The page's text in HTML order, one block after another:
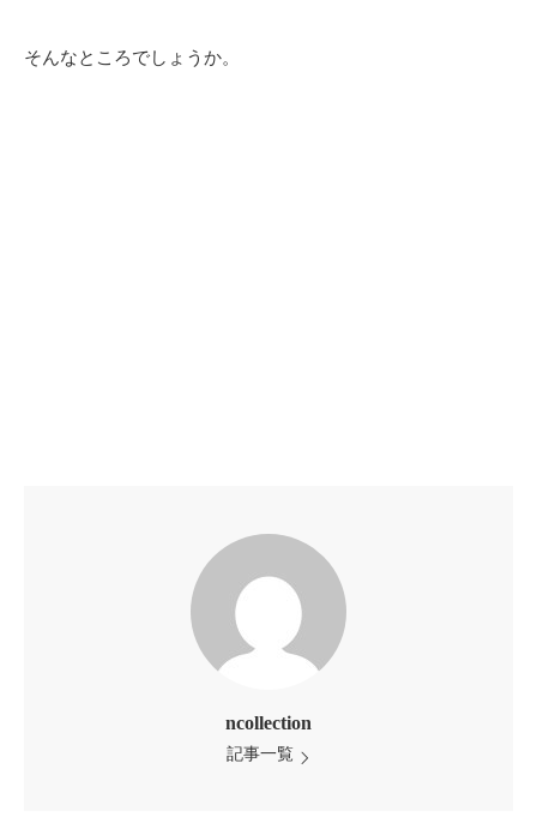
そんなところでしょうか。
ncollection
記事一覧